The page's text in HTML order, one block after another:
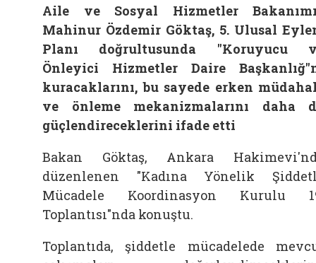
Aile ve Sosyal Hizmetler
Mahinur Özdemir Göktaş, 5. Ulusal
Planı doğrultusunda "Koruyucu
Önleyici Hizmetler Daire
kuracaklarını, bu sayede erken
ve önleme mekanizmalarını daha
güçlendireceklerini ifade etti
Bakan Göktaş, Ankara
düzenlenen "Kadına Yönelik
Mücadele Koordinasyon Kurulu
Toplantısı"nda konuştu.
Toplantıda, şiddetle mücadelede